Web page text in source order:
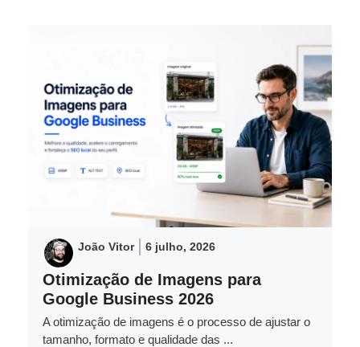
João Vitor 6 julho, 2026
Otimização de Imagens para
Google Business 2026
A otimização de imagens é o processo de ajustar o
tamanho, formato e qualidade das ...